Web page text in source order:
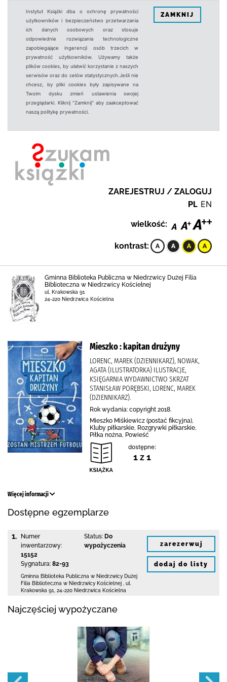
Instytut Książki dba o ochronę prywatności
użytkowników i bezpieczeństwo przetwarzania
ich danych osobowych oraz stosuje
odpowiednie rozwiązania technologiczne
zapobiegające ingerencji osób trzecich w
prywatność użytkowników. Używamy także
plików cookies, by ułatwić korzystanie z naszych
serwisów oraz do celów statystycznych.Jeśli nie
chcesz, by pliki cookies były zapisywane na
Twoim dysku zmień ustawienia swojej
przeglądarki. Kliknij "Zamknij" aby zaakceptować
naszą politykę prywatności.
ZAMKNIJ
ZAREJESTRUJ / ZALOGUJ
PL EN
wielkość:
kontrast:
Gminna Biblioteka Publiczna w Niedrzwicy Dużej Filia
Biblioteczna w Niedrzwicy Kościelnej
ul. Krakowska 91
24-220 Niedrzwica Kościelna
Mieszko : kapitan drużyny
LORENC, MAREK (DZIENNIKARZ), NOWAK,
AGATA (ILUSTRATORKA) ILUSTRACJE,
KSIĘGARNIA WYDAWNICTWO SKRZAT
STANISŁAW PORĘBSKI, LORENC, MAREK
(DZIENNIKARZ).
Rok wydania: copyright 2018.
Mieszko Miśkiewicz (postać fikcyjna),
Kluby piłkarskie, Rozgrywki piłkarskie,
Piłka nożna, Powieść
dostępne:
1 z 1
Więcej informacji
Dostępne egzemplarze
1.
Numer
inwentarzowy:
15152
Sygnatura: 82-93
Status: Do
wypożyczenia
Gminna Biblioteka Publiczna w Niedrzwicy Dużej
Filia Biblioteczna w Niedrzwicy Kościelnej
ul.
Krakowska 91
24-220 Niedrzwica Kościelna
zarezerwuj
dodaj do listy
Najczęściej wypożyczane